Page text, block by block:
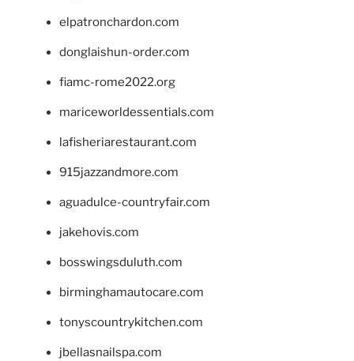
elpatronchardon.com
donglaishun-order.com
fiamc-rome2022.org
mariceworldessentials.com
lafisheriarestaurant.com
915jazzandmore.com
aguadulce-countryfair.com
jakehovis.com
bosswingsduluth.com
birminghamautocare.com
tonyscountrykitchen.com
jbellasnailspa.com